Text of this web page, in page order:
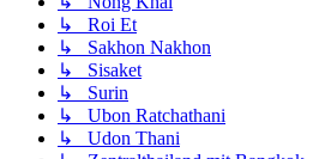
↳ Roi Et
↳ Sakhon Nakhon
↳ Sisaket
↳ Surin
↳ Ubon Ratchathani
↳ Udon Thani